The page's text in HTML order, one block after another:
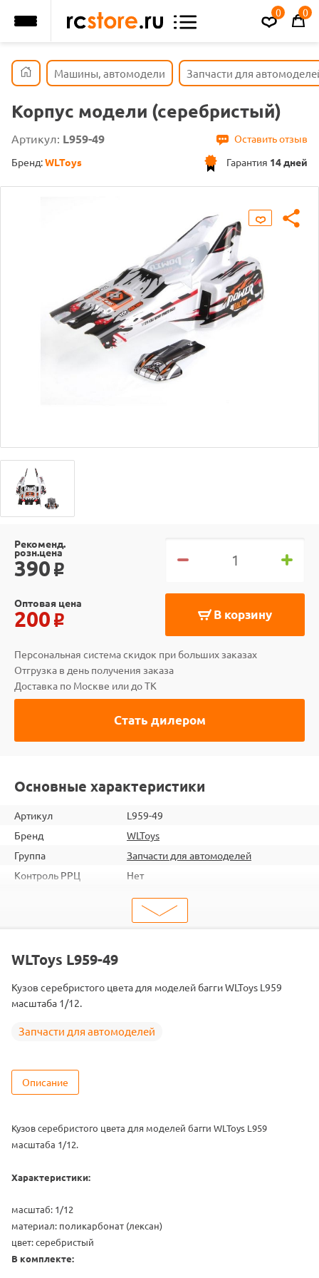
0 0
Машины, автомодели Запчасти для
Корпус модели (серебристый)
Артикул: L959-49
Оставить отзыв
Гарантия 14 дней
Бренд:WLToys
Рекоменд.
розн.цена
390 o
В корзину
Оптовая цена
200 o
Персональная система скидок при больших заказах
Отгрузка в день получения заказа
Доставка по Москве или до ТК
Стать дилером
Основные характеристики
Артикул
L959-49
Бренд
WLToys
Группа
Запчасти для автомоделей
Контроль РРЦ
Нет
2000000037097
Запчасти для автомоделей
Подходит
WLToys L959-49
Кузов серебристого цвета для моделей багги WLToys L959
масштаба 1/12.
Запчасти для автомоделей
Описание
Кузов серебристого цвета для моделей багги WLToys L959
масштаба 1/12.
Характеристики:
масштаб: 1/12
материал: поликарбонат (лексан)
цвет: серебристый
В комплекте: